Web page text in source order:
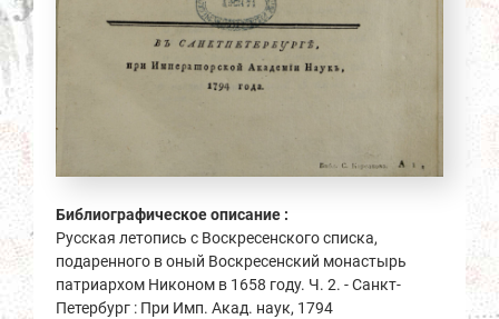
Библиографическое описание :
Русская летопись с Воскресенского списка,
подаренного в оный Воскресенский монастырь
патриархом Никоном в 1658 году. Ч. 2. - Санкт-
Петербург : При Имп. Акад. наук, 1794